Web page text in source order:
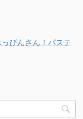
ぴんさん！パステ